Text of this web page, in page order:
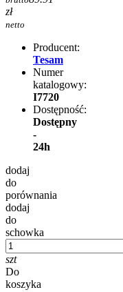
zł
netto
Producent:
Tesam
Numer
katalogowy:
I7720
Dostępność:
Dostępny
-
24h
dodaj
do
porównania
dodaj
do
schowka
szt
Do
koszyka